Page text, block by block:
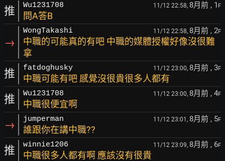
推 Wu1231708 11/12 22:58, 8月前 , 1 F
問A答B
→
WongTakashi 11/12 22:58, 8月前 , 2F
中職的可能真的有吧 中職的媒體授權好像沒很難
拿
推 fatdoghusky 11/12 23:00, 8月前 , 3F
中職可能有吧 感覺沒很貴很多人都有
推 Wu1231708 11/12 23:00, 8月前 , 4F
中職很便宜啊
→ jumperman 11/12 23:01, 8月前 , 5F
誰跟你在講中職??
推 winnie1206 11/12 23:09, 8月前 , 6F
中職很多人都有啊 應該沒有很貴